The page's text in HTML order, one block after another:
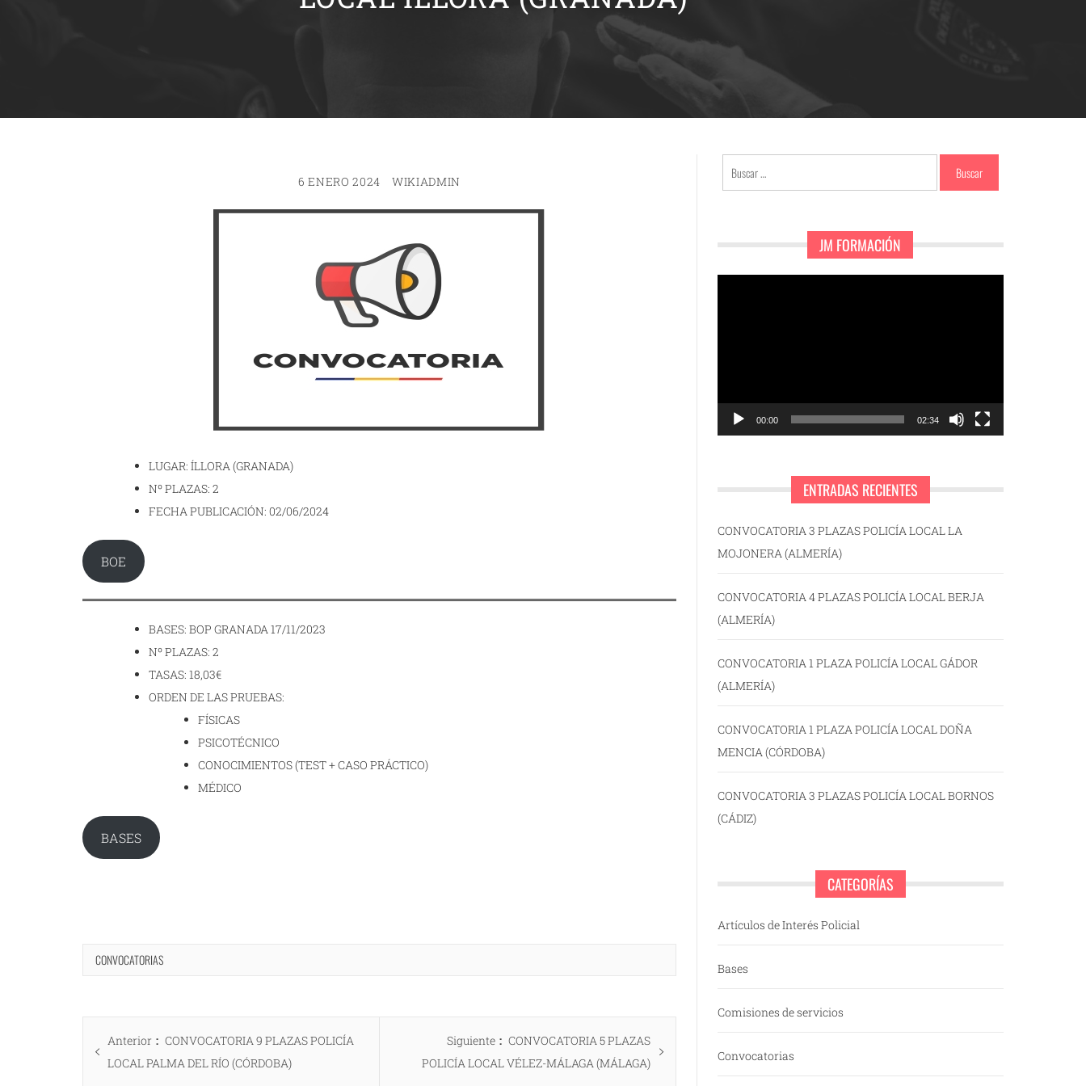
6 ENERO 2024 WIKIADMIN
LUGAR: ÍLLORA (GRANADA)
Nº PLAZAS: 2
FECHA PUBLICACIÓN: 02/06/2024
BOE
BASES: BOP GRANADA 17/11/2023
Nº PLAZAS: 2
TASAS: 18,03€
ORDEN DE LAS PRUEBAS:
FÍSICAS
PSICOTÉCNICO
CONOCIMIENTOS (TEST + CASO PRÁCTICO)
MÉDICO
BASES
CONVOCATORIAS
Navegación
de Anterior
Entrada
anterior:
CONVOCATORIA 9 PLAZAS POLICÍA
LOCAL PALMA DEL RÍO (CÓRDOBA)
Siguiente
Entrada
siguiente:
CONVOCATORIA 5 PLAZAS
POLICÍA LOCAL VÉLEZ-MÁLAGA (MÁLAGA)
Buscar:
JM FORMACIÓN
00:00 02:34
ENTRADAS RECIENTES
CONVOCATORIA 3 PLAZAS POLICÍA LOCAL LA
MOJONERA (ALMERÍA)
CONVOCATORIA 4 PLAZAS POLICÍA LOCAL BERJA
(ALMERÍA)
CONVOCATORIA 1 PLAZA POLICÍA LOCAL GÁDOR
(ALMERÍA)
CONVOCATORIA 1 PLAZA POLICÍA LOCAL DOÑA
MENCIA (CÓRDOBA)
CONVOCATORIA 3 PLAZAS POLICÍA LOCAL BORNOS
(CÁDIZ)
CATEGORÍAS
Artículos de Interés Policial
Bases
Comisiones de servicios
Convocatorias